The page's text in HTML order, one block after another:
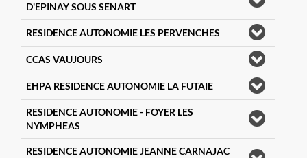
D'EPINAY SOUS SENART
RESIDENCE AUTONOMIE LES PERVENCHES
CCAS VAUJOURS
EHPA RESIDENCE AUTONOMIE LA FUTAIE
RESIDENCE AUTONOMIE - FOYER LES
NYMPHEAS
RESIDENCE AUTONOMIE JEANNE CARNAJAC